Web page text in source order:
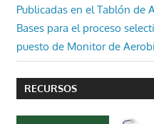
entradas
Entrada
siguiente:
Publicadas en el Tablón de
Bases para el proceso
puesto de Monitor de
RECURSOS